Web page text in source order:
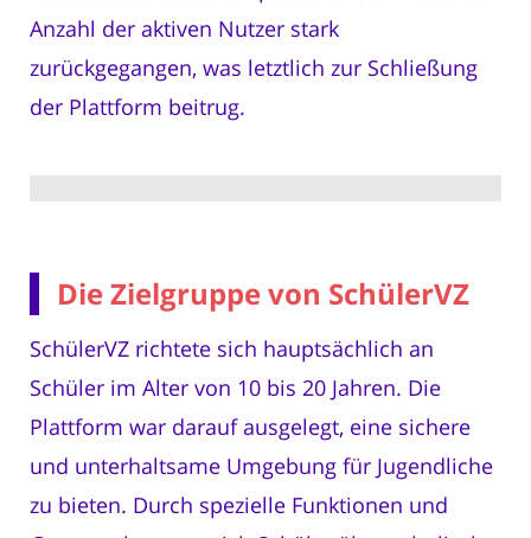
Anzahl der aktiven Nutzer stark
zurückgegangen, was letztlich zur Schließung
der Plattform beitrug.
Die Zielgruppe von SchülerVZ
SchülerVZ richtete sich hauptsächlich an
Schüler im Alter von 10 bis 20 Jahren. Die
Plattform war darauf ausgelegt, eine sichere
und unterhaltsame Umgebung für Jugendliche
zu bieten. Durch spezielle Funktionen und